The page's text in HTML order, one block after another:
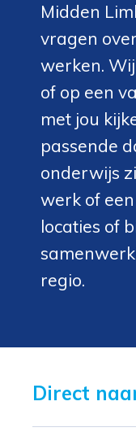
Midden
vragen
werken.
of op een
met jou
passende
onderwijs
werk of
locaties of
regio.
Direct